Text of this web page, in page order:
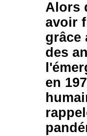
Alors
avoir
grâce
des
en